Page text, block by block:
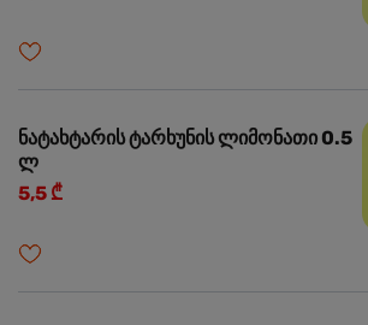
ნატახტარის ტარხუნის ლიმონათი 0.5
ლ
5,5 ₾